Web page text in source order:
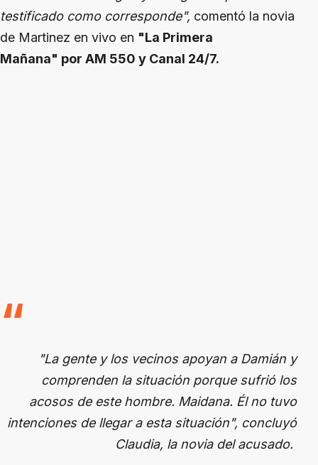
testificado como corresponde", comentó la novia
de Martinez en vivo en "La Primera
Mañana" por AM 550 y Canal 24/7.
"La gente y los vecinos apoyan a Damián y
comprenden la situación porque sufrió los
acosos de este hombre. Maidana. Él no tuvo
intenciones de llegar a esta situación", concluyó
Claudia, la novia del acusado.